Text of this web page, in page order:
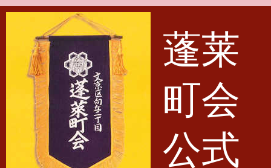
メインコンテンツに移動
蓬莱
町会
公式